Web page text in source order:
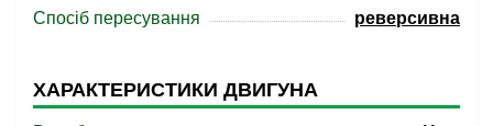
Спосіб пересування
реверсивна
ХАРАКТЕРИСТИКИ ДВИГУНА